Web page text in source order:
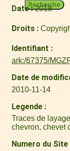
Recherche
Date 2018
Droits
Identifiant
ark:/67375/
Date de
2010-11-14
Legende
Traces de
chevron, chevet
Numero du Site